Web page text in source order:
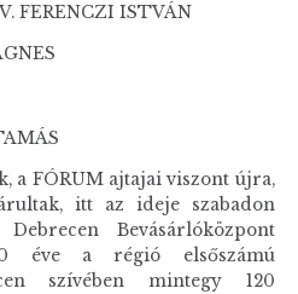
FERENCZI ISTVÁN
a FÓRUM ajtajai viszont újra,
itt az ideje szabadon
Bevásárlóközpont
éve a régió elsőszámú
szívében mintegy 120